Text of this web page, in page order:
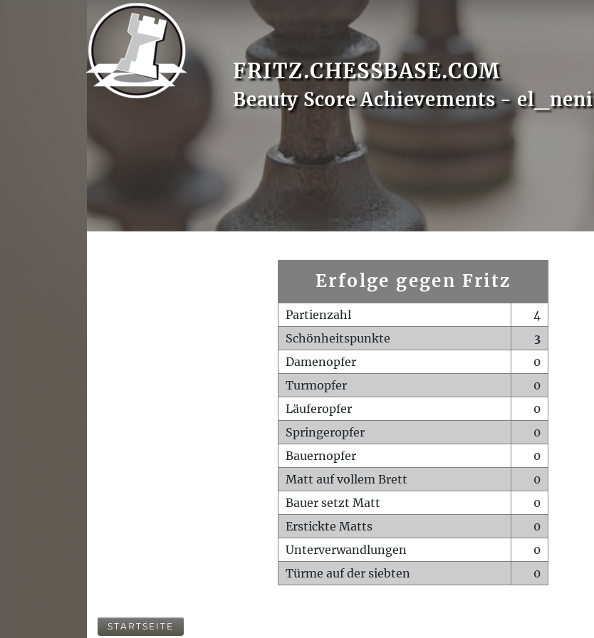
FRITZ.CHESSBASE.COM
Beauty Score Achievements - el_neni
Erfolge gegen Fritz
Partienzahl
4
Schönheitspunkte
3
Damenopfer
0
Turmopfer
0
Läuferopfer
0
Springeropfer
0
Bauernopfer
0
Matt auf vollem Brett
0
Bauer setzt Matt
0
Erstickte Matts
0
Unterverwandlungen
0
Türme auf der siebten
0
STARTSEITE